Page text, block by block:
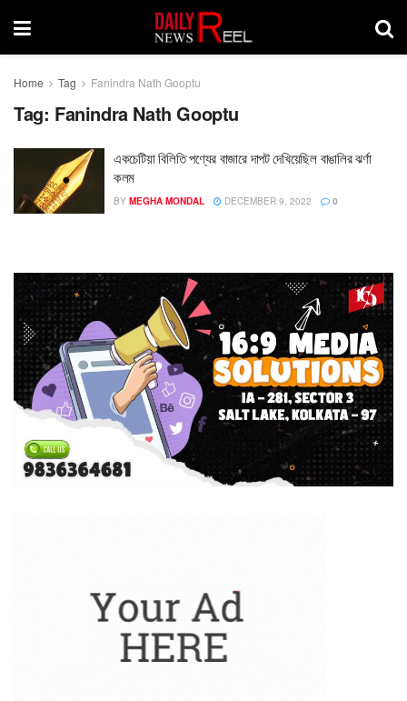
Home Tag Fanindra Nath Gooptu
Tag: Fanindra Nath Gooptu
একচেটিয়া বিলিতি পণ্যের বাজারে দাপট দেখিয়েছিল বাঙালির ঝর্ণা
কলম
BY MEGHA MONDAL DECEMBER 9, 2022 0